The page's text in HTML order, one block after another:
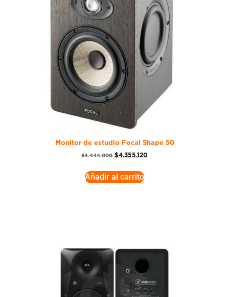
Monitor de estudio Focal Shape 50
$4.444.000 $4.355.120
Añadir al carrito